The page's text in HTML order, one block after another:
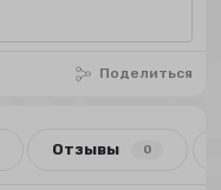
Поделиться
Отзывы 0